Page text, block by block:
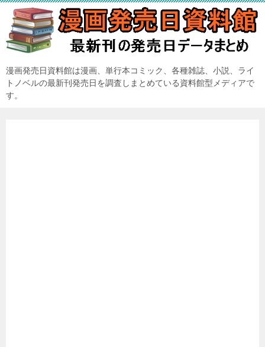
漫画発売日資料館は漫画、単行本コミック、各種雑誌、小説、ライ
トノベルの最新刊発売日を調査しまとめている資料館型メディアで
す。